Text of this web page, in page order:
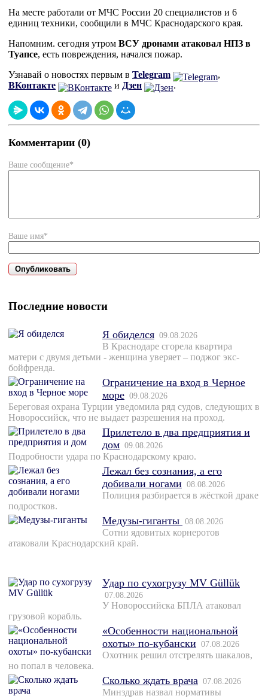
На месте работали от МЧС России 20 специалистов и 6
единиц техники, сообщили в МЧС Краснодарского края.
Напомним. сегодня утром ВСУ дронами атаковал НПЗ в
Туапсе, есть повреждения, начался пожар.
Узнавай о новостях первым в Telegram
,
ВКонтакте
и Дзен .
Комментарии (0)
Ваше сообщение*
Ваше имя*
Последние новости
Я обиделся 09.08.2026
В Краснодаре сгорела квартира
матери с двумя детьми - женщина уверяет – поджог экс-
бойфренда.
Ограничение на вход в Черное
море 09.08.2026
Береговая охрана Турции уведомила ряд судов, следующих в
Новороссийск, что не выдает разрешения на проход.
Прилетело в два предприятия и
дом 09.08.2026
Подробности удара по Краснодарскому краю.
Лежал без сознания, а его
добивали ногами 08.08.2026
Полиция разбирается в жёсткой драке
подростков.
Медузы-гиганты 08.08.2026
Сотни ядовитых корнеротов
атаковали Краснодарский край.
Удар по сухогрузу MV Güllük
07.08.2026
У Новороссийска БПЛА атаковал
грузовой корабль.
«Особенности национальной
охоты» по-кубански 07.08.2026
Охотник решил отстрелять шакалов,
но попал в человека.
Сколько ждать врача 07.08.2026
Минздрав назвал нормативы